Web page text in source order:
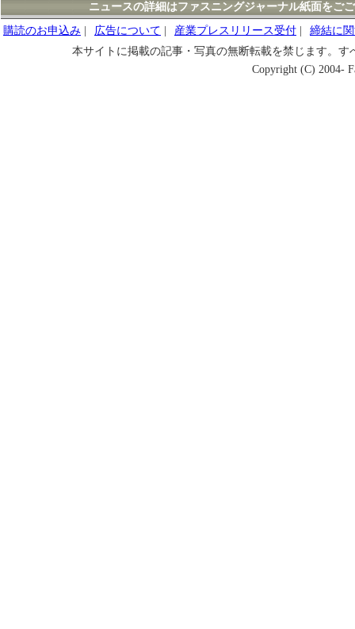
ニュースの詳細はファスニングジャーナル紙面をご
購読のお申込み
広告について 産業プレスリリース受付
締結に
本サイトに掲載の記事・写真の無断転載を禁じます。
Copyright (C) 2004-